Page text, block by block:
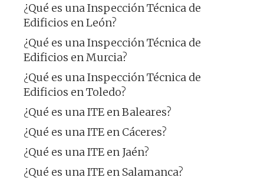
¿Qué es una Inspección Técnica de
Edificios en León?
¿Qué es una Inspección Técnica de
Edificios en Murcia?
¿Qué es una Inspección Técnica de
Edificios en Toledo?
¿Qué es una ITE en Baleares?
¿Qué es una ITE en Cáceres?
¿Qué es una ITE en Jaén?
¿Qué es una ITE en Salamanca?